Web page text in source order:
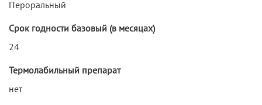
Пероральный
Срок годности базовый (в месяцах)
24
Термолабильный препарат
нет